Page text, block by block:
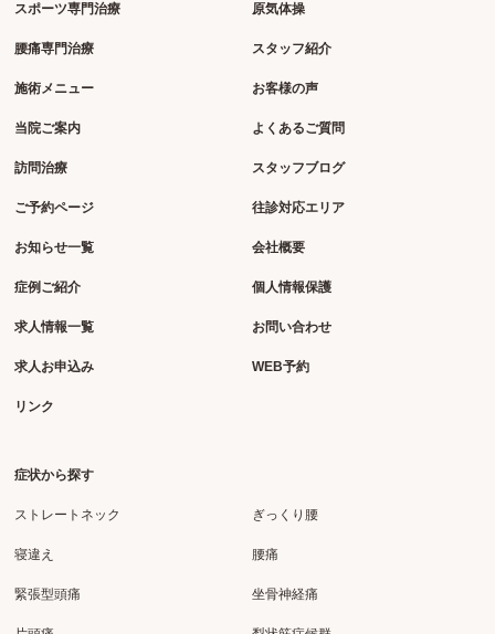
スポーツ専門治療
腰痛専門治療
施術メニュー
当院ご案内
訪問治療
原気体操
スタッフ紹介
お客様の声
よくあるご質問
スタッフブログ
ご予約ページ
お知らせ一覧
症例ご紹介
求人情報一覧
求人お申込み
リンク
往診対応エリア
会社概要
個人情報保護
お問い合わせ
WEB予約
症状から探す
ストレートネック
寝違え
緊張型頭痛
ぎっくり腰
腰痛
坐骨神経痛